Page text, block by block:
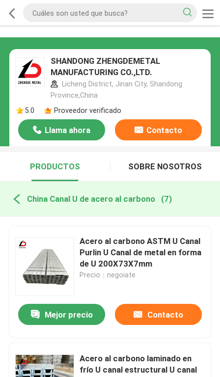
SHANDONG ZHENGDEMETAL
MANUFACTURING CO.,LTD.
Licheng District, Jinan City, Shandong
Province,China
5.0
Proveedor verificado
Llama ahora Contacto
PRODUCTOS SOBRE NOSOTROS
China Canal U de acero al carbono (7)
Acero al carbono ASTM U Canal
Purlin U Canal de metal en forma
de U 200X73X7mm
Precio：negoiate
Mejor precio Contacto
Acero al carbono laminado en
frío U canal estructural U canal